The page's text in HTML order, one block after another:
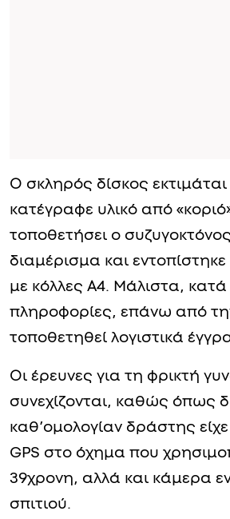
Ο σκληρός δίσκος εκτιμάται
κατέγραφε υλικό από
τοποθετήσει ο
διαμέρισμα και
με κόλλες Α4. Μάλιστα, κατά
πληροφορίες, επάνω από
τοποθετηθεί λογιστικά
Οι έρευνες για τη φρικτή
συνεχίζονται, καθώς όπως
καθ’ομολογίαν δράστης
GPS στο όχημα που
39χρονη, αλλά και κάμερα
σπιτιού.